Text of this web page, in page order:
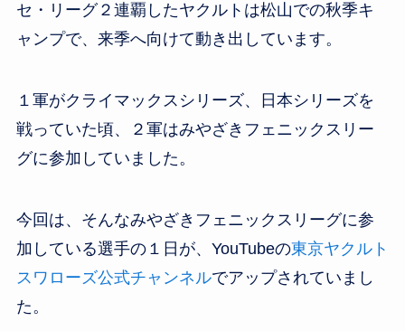
tt
er
c
e
o
o
k
e
n
e
セ・リーグ２連覇したヤクルトは松山での秋季キ
ャンプで、来季へ向けて動き出しています。
１軍がクライマックスシリーズ、日本シリーズを
戦っていた頃、２軍はみやざきフェニックスリー
グに参加していました。
今回は、そんなみやざきフェニックスリーグに参
加している選手の１日が、YouTubeの東京ヤクルト
スワローズ公式チャンネルでアップされていまし
た。